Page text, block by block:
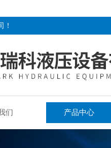
！
们 产品中心